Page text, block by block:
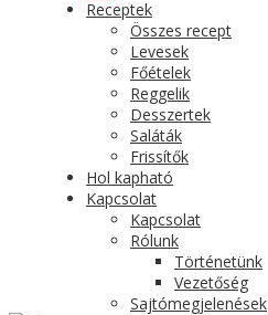
Receptek
Összes recept
Levesek
Főételek
Reggelik
Desszertek
Saláták
Frissítők
Hol kapható
Kapcsolat
Kapcsolat
Rólunk
Történetünk
Vezetőség
Sajtómegjelenések